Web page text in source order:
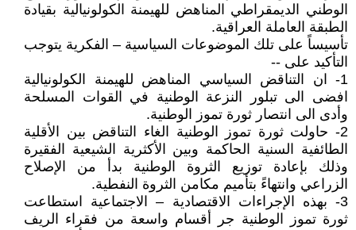
الوطني الديمقراطي المناهض للهيمنة الكولونيالية بقيادة
الطبقة العاملة العراقية.
تأسيساً على تلك الموضوعات السياسية – الفكرية يتوجب
التأكيد على --
1- ان التناقض السياسي المناهض للهيمنة الكولونيالية
افضى الى تبلور النزعة الوطنية في القوات المسلحة
وأدى الى انتصار ثورة تموز الوطنية.
2- حاولت ثورة تموز الوطنية الغاء التناقض بين الأقلية
الطائفية السنية الحاكمة وبين الأكثرية الشيعية الفقيرة
وذلك بإعادة توزيع الثروة الوطنية بدأ من الإصلاح
الزراعي وانتهاءً بتأميم مكامن الثروة النفطية.
3- بهذه الإجراءات الاقتصادية – الاجتماعية استطاعت
ثورة تموز الوطنية جر أقسام واسعة من فقراء الريف